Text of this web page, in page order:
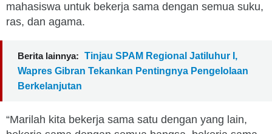
mahasiswa untuk bekerja sama dengan semua suku,
ras, dan agama.
Berita lainnya: Tinjau SPAM Regional Jatiluhur I,
Wapres Gibran Tekankan Pentingnya Pengelolaan
Berkelanjutan
“Marilah kita bekerja sama satu dengan yang lain,